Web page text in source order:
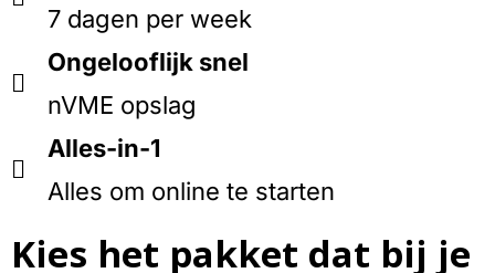
7 dagen per week
Ongelooflijk snel
nVME opslag
Alles-in-1
Alles om online te starten
Kies het pakket dat bij je